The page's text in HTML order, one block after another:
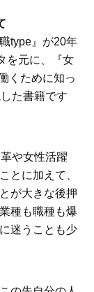
type』が20年
を元に、『女
くために知っ
た書籍です
や女性活躍
とに加えて、
が大きな後押
種も職種も爆
迷うことも少